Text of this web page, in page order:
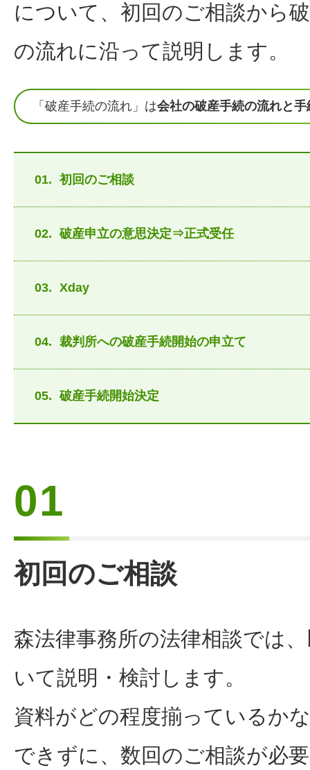
について、初回のご相談から
の流れに沿って説明します。
「破産手続の流れ」は会社の破産手続の流れと
01. 初回のご相談
02. 破産申立の意思決定⇒正式受任
03. Xday
04. 裁判所への破産手続開始の申立て
05. 破産手続開始決定
01
初回のご相談
森法律事務所の法律相談では
いて説明・検討します。
資料がどの程度揃っているか
できずに、数回のご相談が必